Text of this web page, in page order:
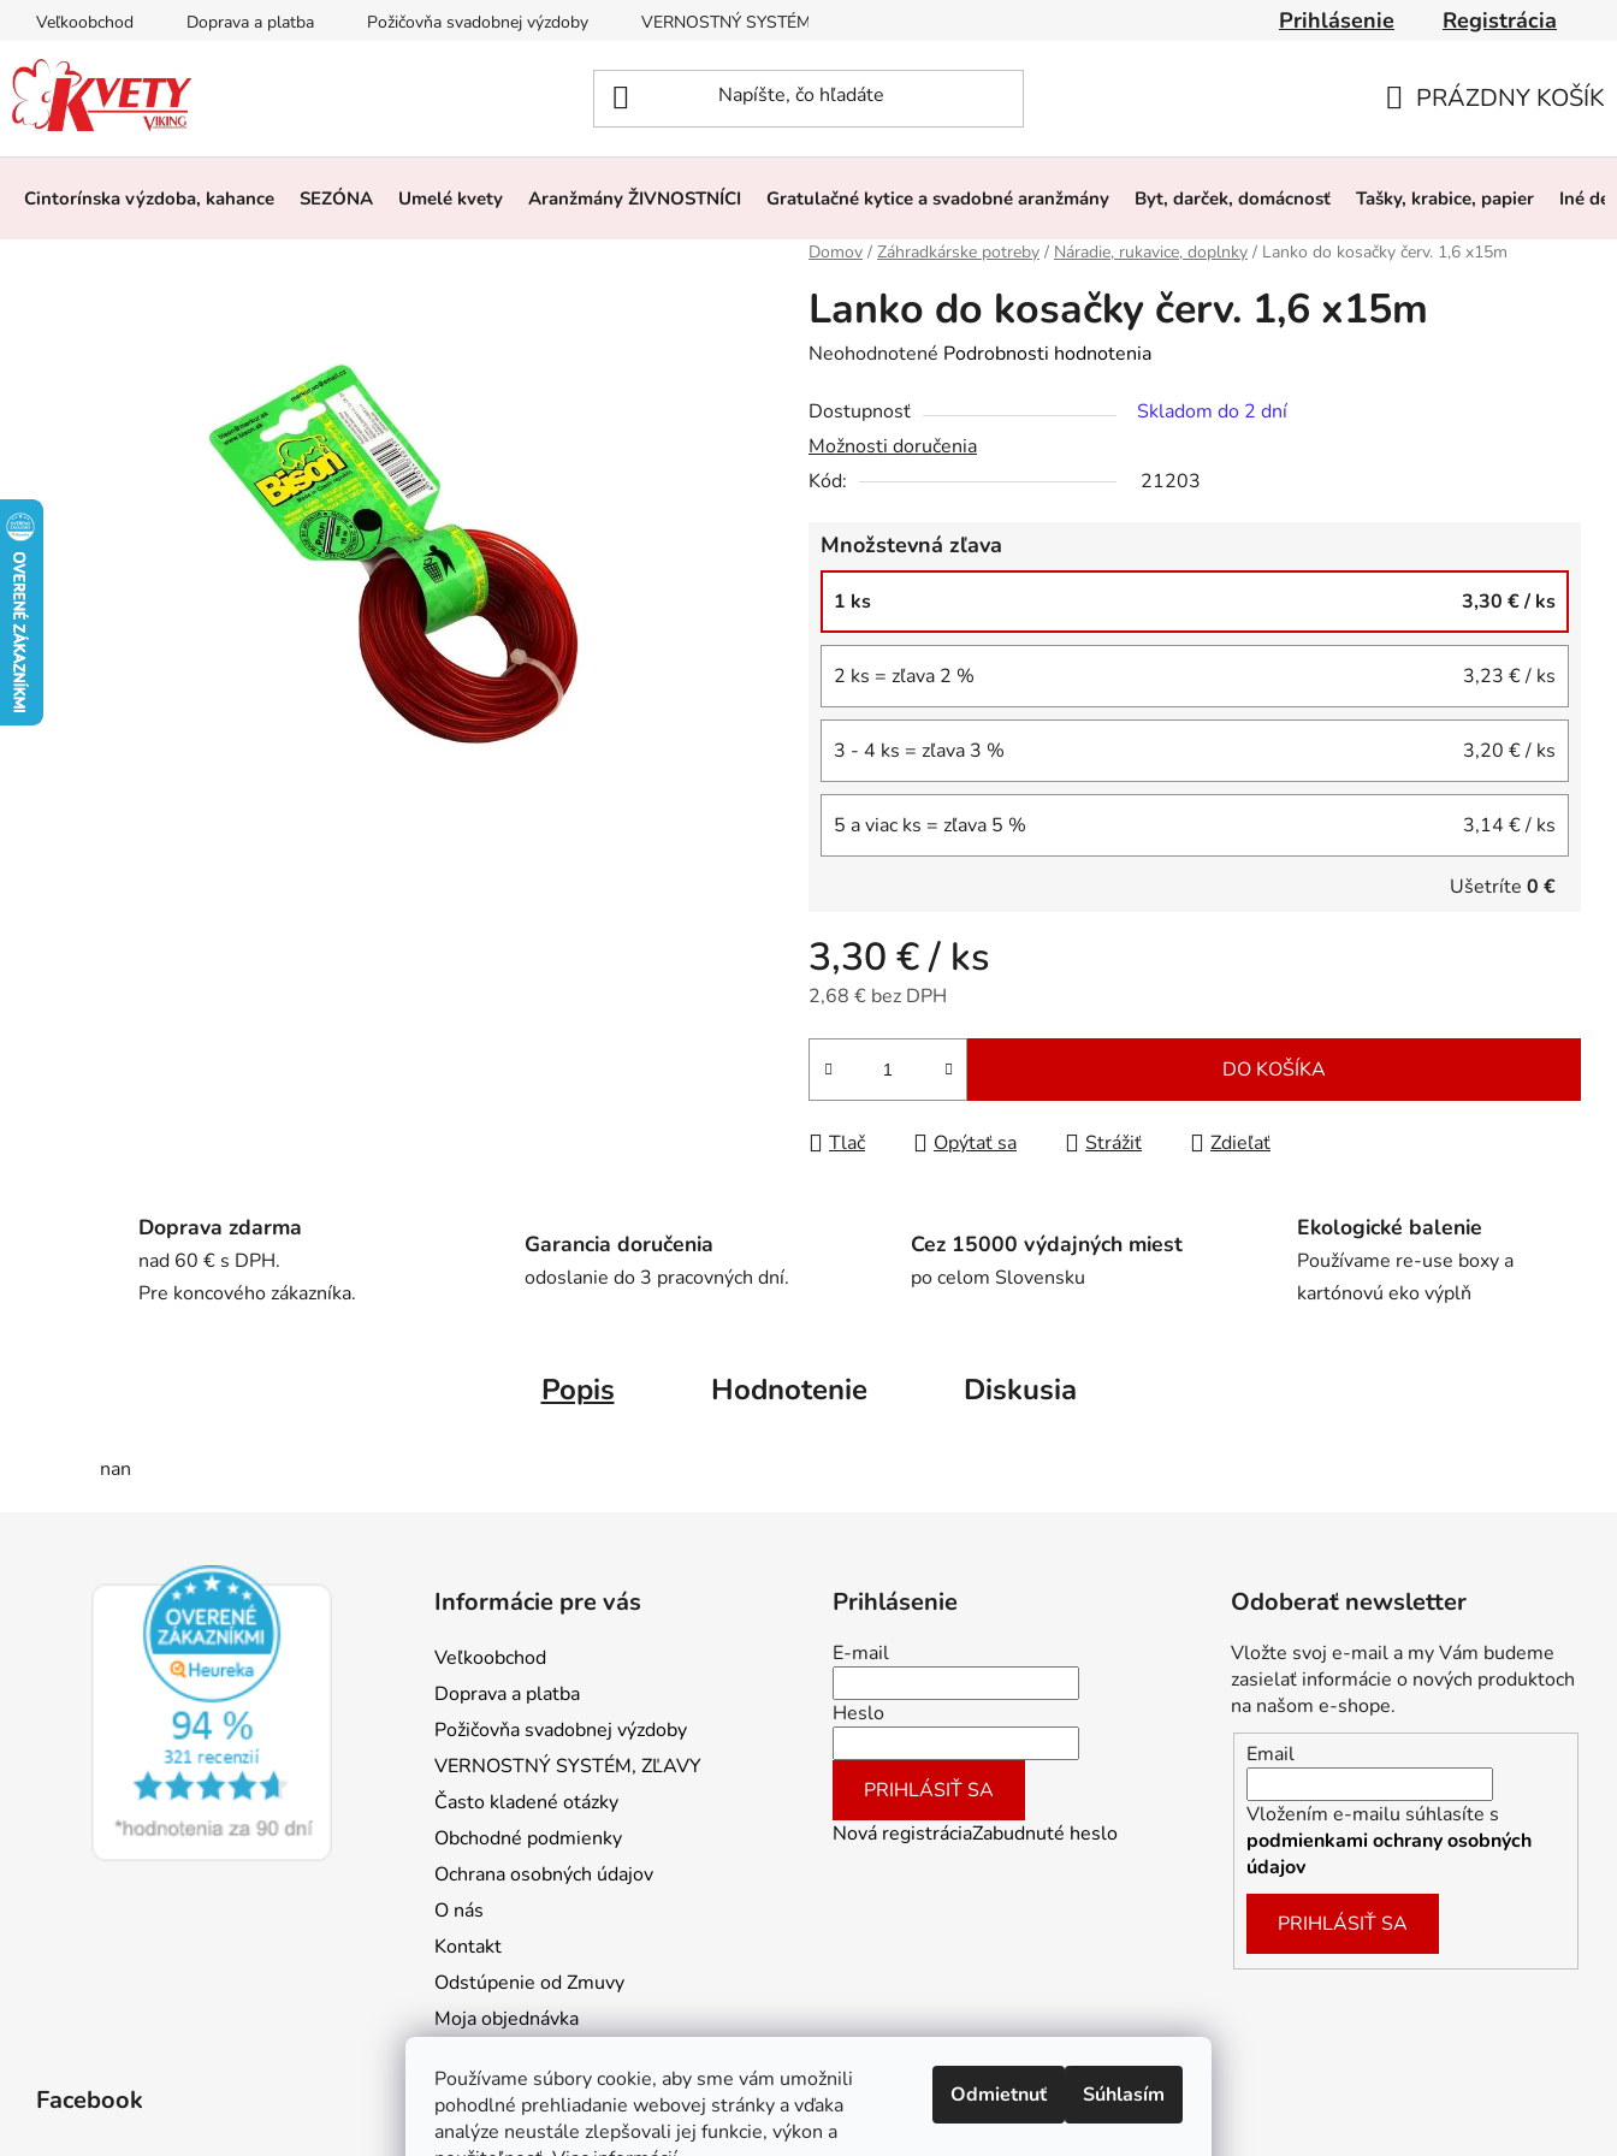
Používame súbory cookie, aby sme vám umožnili
pohodlné prehliadanie webovej stránky a vďaka
analýze neustále zlepšovali jej funkcie, výkon a
Odmietnuť Súhlasím
Prejsť
obsah
Veľkoobchod Doprava a platba Požičovňa svadobnej výzdoby VERNOSTNÝ SYSTÉM, ZĽAVY Obchodné podmienky Ochrana osobných údajov
Prihlásenie Registrácia
KOŠÍK
PRÁZDNY KOŠÍK
Cintorínska výzdoba, kahance SEZÓNA Umelé kvety Aranžmány ŽIVNOSTNÍCI Gratulačné kytice a svadobné aranžmány Byt, darček, domácnosť Tašky, krabice, papier Iné
Domov / Záhradkárske potreby / Náradie, rukavice, doplnky / Lanko do kosačky červ. 1,6 x15m
Lanko do kosačky červ. 1,6 x15m
Priemerné
produktu
je
0,0
hviezdičiek.
Neohodnotené Podrobnosti hodnotenia
Dostupnosť
Skladom do 2 dní
Možnosti doručenia
Kód:
21203
Množstevná zľava
1 ks 3,30 €/ ks
2 ks = zľava 2 % 3,23 €/ ks
3 - 4 ks = zľava 3 % 3,20 €/ ks
5 a viac ks = zľava 5 % 3,14 €/ ks
Ušetríte 0 €
3,30 €/ ks
2,68 € bez DPH
Jednotková cena:
DO KOŠÍKA
Tlač Opýtať sa Strážiť Zdieľať
Doprava zdarma
nad 60 € s DPH.
Pre koncového zákazníka.
Garancia doručenia
odoslanie do 3 pracovných dní.
Cez 15000 výdajných miest
po celom Slovensku
Ekologické balenie
Používame re-use boxy a
kartónovú eko výplň
Popis Hodnotenie Diskusia
nan
Informácie pre vás
Veľkoobchod
Doprava a platba
Požičovňa svadobnej výzdoby
VERNOSTNÝ SYSTÉM, ZĽAVY
Často kladené otázky
Obchodné podmienky
Ochrana osobných údajov
O nás
Kontakt
Odstúpenie od Zmuvy
Moja objednávka
Prihlásenie
E-mail
Heslo
PRIHLÁSIŤ SA
Nová registráciaZabudnuté heslo
Odoberať newsletter
Vložte svoj e-mail a my Vám budeme
zasielať informácie o nových produktoch
na našom e-shope.
Email
Vložením e-mailu súhlasíte s
podmienkami ochrany osobných
údajov
PRIHLÁSIŤ SA
Facebook